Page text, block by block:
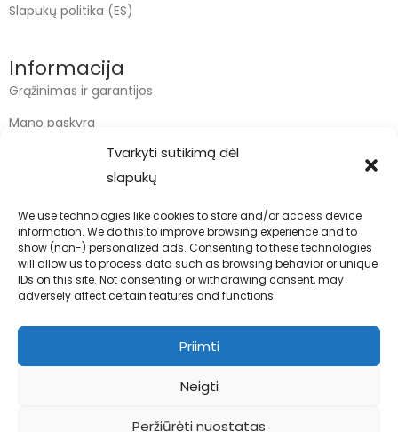
Tvarkyti sutikimą dėl
slapukų
We use technologies like cookies to store and/or access device
information. We do this to improve browsing experience and to
show (non-) personalized ads. Consenting to these technologies
will allow us to process data such as browsing behavior or unique
IDs on this site. Not consenting or withdrawing consent, may
adversely affect certain features and functions.
Priimti
Neigti
Peržiūrėti nuostatas
Slapukų politika (ES)
Informacija
Grąžinimas ir garantijos
Mano paskyra
Kontaktai
info@bodyfoodas.lt
+370 600 77017
Visos teisės saugomos © Bodyfoodas.lt 2026